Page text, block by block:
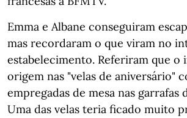
Emma e Albane conseguiram
mas recordaram o que viram no
estabelecimento. Referiram que o
origem nas "velas de aniversário"
empregadas de mesa nas garrafas
Uma das velas teria ficado muito